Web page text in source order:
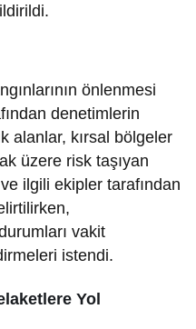
önlenmesi
denetimlerin
alanlar, kırsal bölgeler
üzere risk taşıyan
ilgili ekipler tarafından
vakit
istendi.
Yol